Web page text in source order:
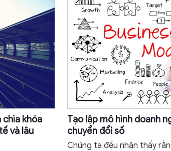
chìa khóa
và lâu
Tạo lập mô hình doanh
chuyển đổi số
Chúng ta đều nhận thấy